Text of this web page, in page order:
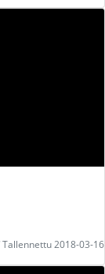
Tallennettu 2018-03-16